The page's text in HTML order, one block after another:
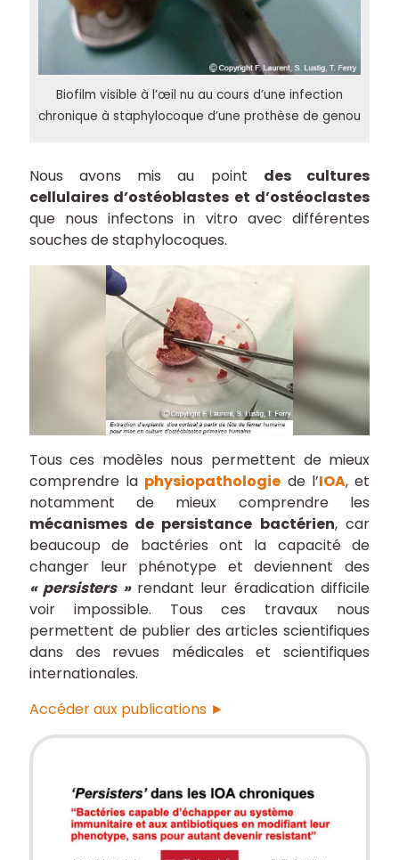
Biofilm visible à l’œil nu au cours d’une infection
chronique à staphylocoque d’une prothèse de genou
Nous avons mis au point des cultures
cellulaires d’ostéoblastes et d’ostéoclastes
que nous infectons in vitro avec différentes
souches de staphylocoques.
Tous ces modèles nous permettent de mieux
comprendre la physiopathologie de l’IOA, et
notamment de mieux comprendre les
mécanismes de persistance bactérien, car
beaucoup de bactéries ont la capacité de
changer leur phénotype et deviennent des
« persisters »rendant leur éradication difficile
voir impossible. Tous ces travaux nous
permettent de publier des articles scientifiques
dans des revues médicales et scientifiques
internationales.
Accéder aux publications ►